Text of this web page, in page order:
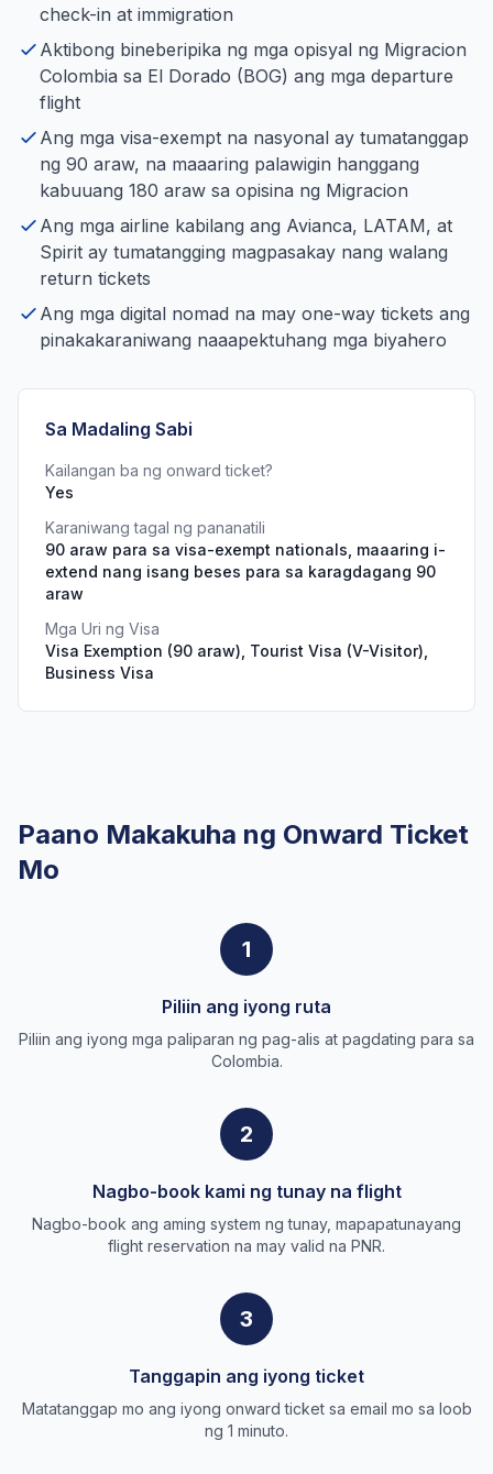
check-in at immigration
Aktibong bineberipika ng mga opisyal ng Migracion
Colombia sa El Dorado (BOG) ang mga departure
flight
Ang mga visa-exempt na nasyonal ay tumatanggap
ng 90 araw, na maaaring palawigin hanggang
kabuuang 180 araw sa opisina ng Migracion
Ang mga airline kabilang ang Avianca, LATAM, at
Spirit ay tumatangging magpasakay nang walang
return tickets
Ang mga digital nomad na may one-way tickets ang
pinakakaraniwang naaapektuhang mga biyahero
Sa Madaling Sabi
Kailangan ba ng onward ticket?
Yes
Karaniwang tagal ng pananatili
90 araw para sa visa-exempt nationals, maaaring i-
extend nang isang beses para sa karagdagang 90
araw
Mga Uri ng Visa
Visa Exemption (90 araw), Tourist Visa (V-Visitor),
Business Visa
Paano Makakuha ng Onward Ticket
Mo
1
Piliin ang iyong ruta
Piliin ang iyong mga paliparan ng pag-alis at pagdating para sa
Colombia.
2
Nagbo-book kami ng tunay na flight
Nagbo-book ang aming system ng tunay, mapapatunayang
flight reservation na may valid na PNR.
3
Tanggapin ang iyong ticket
Matatanggap mo ang iyong onward ticket sa email mo sa loob
ng 1 minuto.